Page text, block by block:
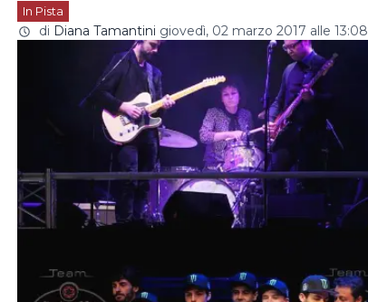
In Pista
di Diana Tamantini giovedì, 02 marzo 2017 alle 13:08